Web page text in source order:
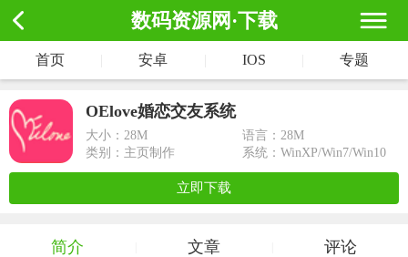
数码资源网·下载
首页 安卓 IOS 专题
OElove婚恋交友系统
大小： 28M
语言：28M
类别：主页制作
系统：WinXP/Win7/Win10
立即下载
简介 文章 评论